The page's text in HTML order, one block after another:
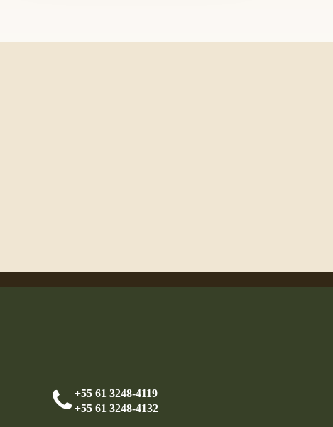
+55 61 3248-4119
+55 61 3248-4132